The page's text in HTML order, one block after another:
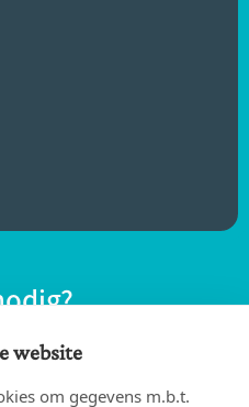
bij jou in de
website
om gegevens m.b.t.